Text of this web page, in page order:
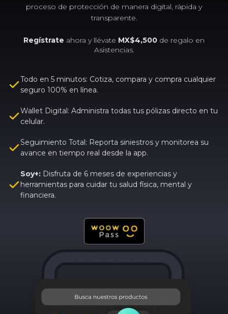
proceso de protección de manera digital, rápida y
transparente.
Regístrate ahora y llévate MX$4,500 de regalo en
Asistencias.
Todo en 5 minutos: Cotiza, compara y compra cualquier
seguro 100% en línea.
Wallet Digital: Administra todas tus pólizas directo en tu
celular.
Seguimiento Total: Reporta siniestros y monitorea su
avance en tiempo real desde la app.
Soy+: Disfruta de 6 meses de experiencias y
herramientas para cuidar tu salud física, mental y
financiera.